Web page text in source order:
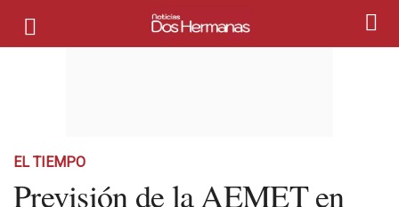
EL TIEMPO
Previsión de la AEMET en